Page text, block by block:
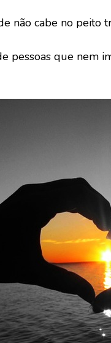
não cabe no peito
pessoas que nem